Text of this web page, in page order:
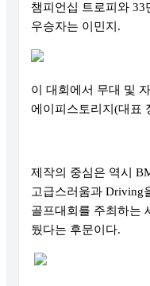
챔피언십 트로피와 33
우승자는 이민지 .
이 대회에서 무대 및
에이피스토리지 (대표
제작의 중심은 역시
고급스러움과 Driving
골프대회를 주최하는
뒀다는 후문이다.